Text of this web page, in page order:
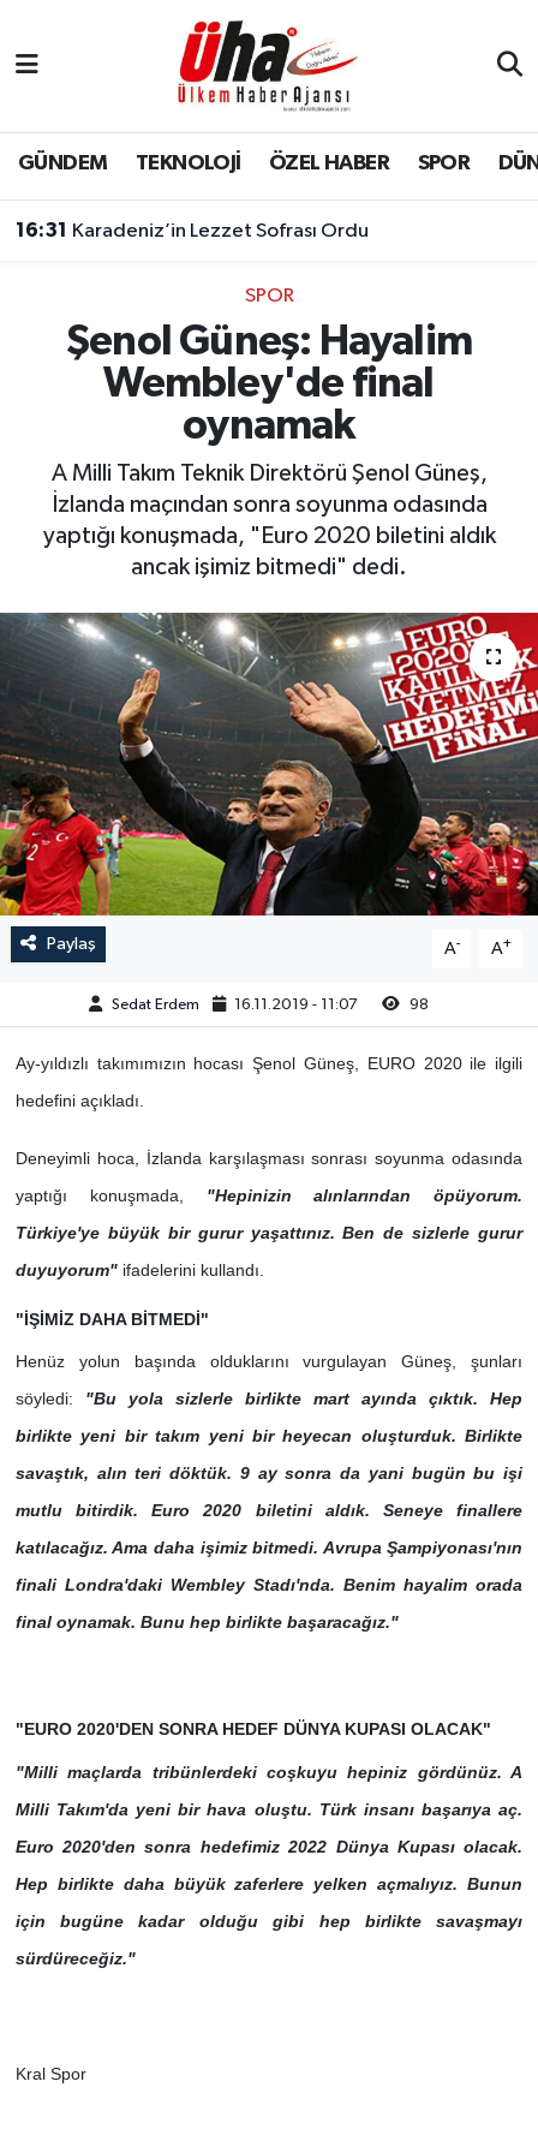
GÜNDEM TEKNOLOJİ ÖZEL HABER SPOR
16:31 Karadeniz’in Lezzet Sofrası Ordu
SPOR
Şenol Güneş: Hayalim
Wembley'de final
oynamak
A Milli Takım Teknik Direktörü Şenol Güneş,
İzlanda maçından sonra soyunma odasında
yaptığı konuşmada, "Euro 2020 biletini aldık
ancak işimiz bitmedi" dedi.
Paylaş A- A+
Sedat Erdem 16.11.2019 - 11:07 98
Ay-yıldızlı takımımızın hocası Şenol Güneş, EURO 2020 ile ilgili
hedefini açıkladı.
Deneyimli hoca, İzlanda karşılaşması sonrası soyunma odasında
yaptığı konuşmada, "Hepinizin alınlarından öpüyorum.
Türkiye'ye büyük bir gurur yaşattınız. Ben de sizlerle gurur
duyuyorum"ifadelerini kullandı.
"İŞİMİZ DAHA BİTMEDİ"
Henüz yolun başında olduklarını vurgulayan Güneş, şunları
söyledi: "Bu yola sizlerle birlikte mart ayında çıktık. Hep
birlikte yeni bir takım yeni bir heyecan oluşturduk. Birlikte
savaştık, alın teri döktük. 9 ay sonra da yani bugün bu işi
mutlu bitirdik. Euro 2020 biletini aldık. Seneye finallere
katılacağız. Ama daha işimiz bitmedi. Avrupa Şampiyonası'nın
finali Londra'daki Wembley Stadı'nda. Benim hayalim orada
final oynamak. Bunu hep birlikte başaracağız."
"EURO 2020'DEN SONRA HEDEF DÜNYA KUPASI OLACAK"
"Milli maçlarda tribünlerdeki coşkuyu hepiniz gördünüz. A
Milli Takım'da yeni bir hava oluştu. Türk insanı başarıya aç.
Euro 2020'den sonra hedefimiz 2022 Dünya Kupası olacak.
Hep birlikte daha büyük zaferlere yelken açmalıyız. Bunun
için bugüne kadar olduğu gibi hep birlikte savaşmayı
sürdüreceğiz."
Kral Spor
İstanbul Nöbetçi Eczaneler
İstanbul Hava Durumu
Süper Lig Puan Durumu ve Fikstür
Tüm Manşetler
Haber Arşivi